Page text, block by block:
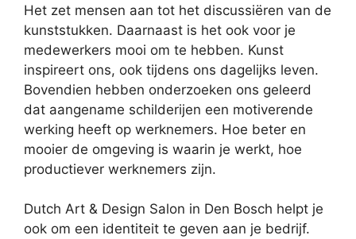
Het zet mensen aan tot het discussiëren van de
kunststukken. Daarnaast is het ook voor je
medewerkers mooi om te hebben. Kunst
inspireert ons, ook tijdens ons dagelijks leven.
Bovendien hebben onderzoeken ons geleerd
dat aangename schilderijen een motiverende
werking heeft op werknemers. Hoe beter en
mooier de omgeving is waarin je werkt, hoe
productiever werknemers zijn.
Dutch Art & Design Salon in Den Bosch helpt je
ook om een identiteit te geven aan je bedrijf.